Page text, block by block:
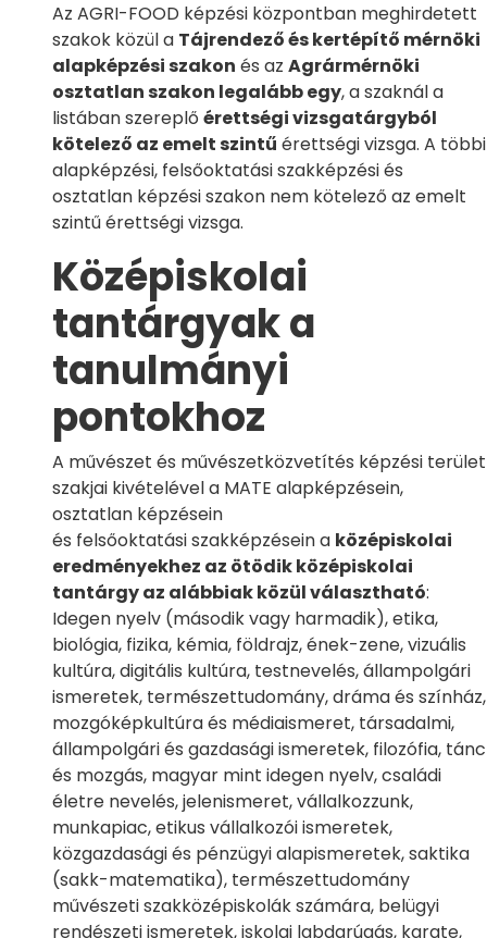
Az AGRI-FOOD képzési központban meghirdetett
szakok közül a Tájrendező és kertépítő mérnöki
alapképzési szakon és az Agrármérnöki
osztatlan szakon legalább egy, a szaknál a
listában szereplő érettségi vizsgatárgyból
kötelező az emelt szintű érettségi vizsga. A többi
alapképzési, felsőoktatási szakképzési és
osztatlan képzési szakon nem kötelező az emelt
szintű érettségi vizsga.
Középiskolai
tantárgyak a
tanulmányi
pontokhoz
A művészet és művészetközvetítés képzési terület
szakjai kivételével a MATE alapképzésein,
osztatlan képzésein
és felsőoktatásiszakképzésein a középiskolai
eredményekhez az ötödik középiskolai
tantárgy az alábbiak közül választható:
Idegen nyelv (második vagy harmadik), etika,
biológia, fizika, kémia, földrajz, ének-zene, vizuális
kultúra, digitális kultúra, testnevelés, állampolgári
ismeretek, természettudomány, dráma és színház,
mozgóképkultúra és médiaismeret, társadalmi,
állampolgári és gazdasági ismeretek, filozófia, tánc
és mozgás, magyar mint idegen nyelv, családi
életre nevelés, jelenismeret, vállalkozzunk,
munkapiac, etikus vállalkozói ismeretek,
közgazdasági és pénzügyi alapismeretek, saktika
(sakk-matematika), természettudomány
művészeti szakközépiskolák számára, belügyi
rendészeti ismeretek, iskolai labdarúgás, karate,